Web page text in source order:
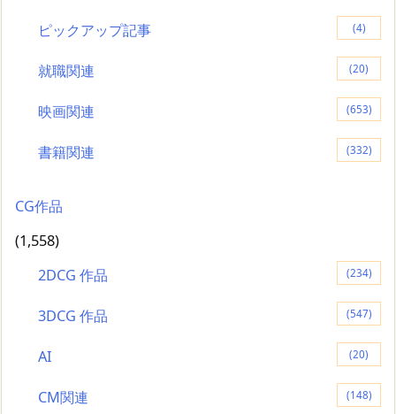
ピックアップ記事 (4)
就職関連 (20)
映画関連 (653)
書籍関連 (332)
CG作品
(1,558)
2DCG 作品
(234)
3DCG 作品 (547)
AI (20)
CM関連 (148)